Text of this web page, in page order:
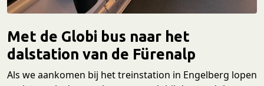
Met de Globi bus naar het
dalstation van de Fürenalp
Als we aankomen bij het treinstation in Engelberg lopen